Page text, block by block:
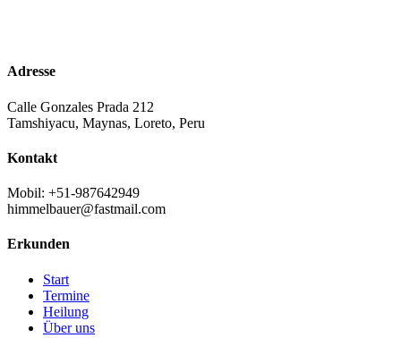
Adresse
Calle Gonzales Prada 212
Tamshiyacu, Maynas, Loreto, Peru
Kontakt
Mobil: +51-987642949
himmelbauer@fastmail.com
Erkunden
Start
Termine
Heilung
Über uns